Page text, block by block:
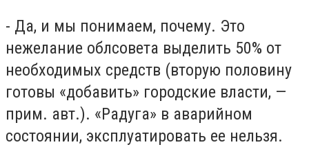
- Да, и мы понимаем, почему. Это
нежелание облсовета выделить 50% от
необходимых средств (вторую половину
готовы «добавить» городские власти, —
прим. авт.). «Радуга» в аварийном
состоянии, эксплуатировать ее нельзя.